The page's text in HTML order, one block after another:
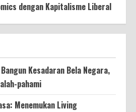
dengan Kapitalisme Liberal
Kesadaran Bela Negara,
pahami
Menemukan Living